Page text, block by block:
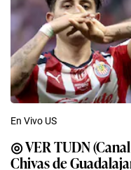
En Vivo US
◎ VER TUDN
Chivas de